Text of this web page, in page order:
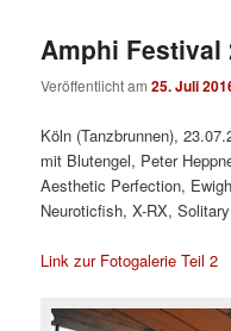
Amphi Festival
Veröffentlicht am25. Juli
Köln (Tanzbrunnen),
mit Blutengel, Peter
Aesthetic Perfection,
Neuroticfish, X-RX,
Link zur Fotogalerie Teil 2